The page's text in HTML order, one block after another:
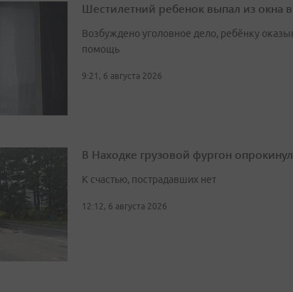
Шестилетний ребенок выпал из окна
Возбуждено уголовное дело, ребёнку
помощь
9:21, 6 августа 2026
В Находке грузовой фургон
К счастью, пострадавших нет
12:12, 6 августа 2026